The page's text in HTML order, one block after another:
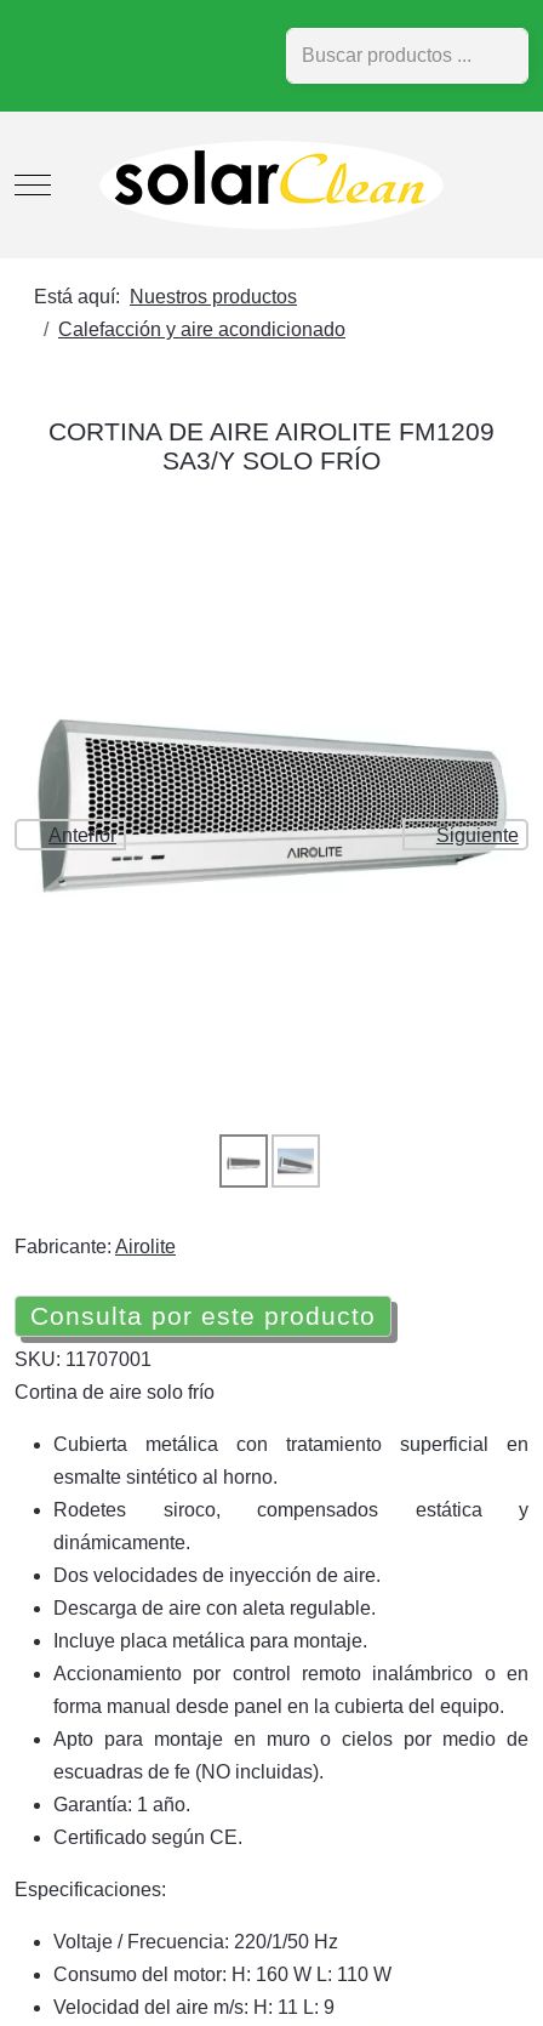
Buscar
Mobile Menu Toggle
Está aquí:
Nuestros productos
Calefacción y aire acondicionado
CORTINA DE AIRE AIROLITE FM1209
SA3/Y SOLO FRÍO
Anterior Siguiente
Fabricante: Airolite
Consulta por este producto
SKU: 11707001
Cortina de aire solo frío
Cubierta metálica con tratamiento superficial en
esmalte sintético al horno.
Rodetes siroco, compensados estática y
dinámicamente.
Dos velocidades de inyección de aire.
Descarga de aire con aleta regulable.
Incluye placa metálica para montaje.
Accionamiento por control remoto inalámbrico o en
forma manual desde panel en la cubierta del equipo.
Apto para montaje en muro o cielos por medio de
escuadras de fe (NO incluidas).
Garantía: 1 año.
Certificado según CE.
Especificaciones:
Voltaje / Frecuencia: 220/1/50 Hz
Consumo del motor: H: 160 W L: 110 W
Velocidad del aire m/s: H: 11 L: 9